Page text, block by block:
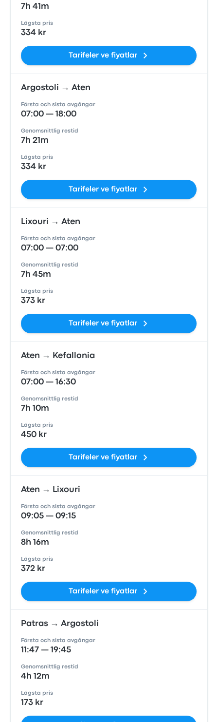
7h 41m
Lägsta pris
334 kr
Tarifeler ve fiyatlar
Argostoli → Aten
Första och sista avgångar
07:00 — 18:00
Genomsnittlig restid
7h 21m
Lägsta pris
334 kr
Tarifeler ve fiyatlar
Lixouri → Aten
Första och sista avgångar
07:00 — 07:00
Genomsnittlig restid
7h 45m
Lägsta pris
373 kr
Tarifeler ve fiyatlar
Aten → Kefallonia
Första och sista avgångar
07:00 — 16:30
Genomsnittlig restid
7h 10m
Lägsta pris
450 kr
Tarifeler ve fiyatlar
Aten → Lixouri
Första och sista avgångar
09:05 — 09:15
Genomsnittlig restid
8h 16m
Lägsta pris
372 kr
Tarifeler ve fiyatlar
Patras → Argostoli
Första och sista avgångar
11:47 — 19:45
Genomsnittlig restid
4h 12m
Lägsta pris
173 kr